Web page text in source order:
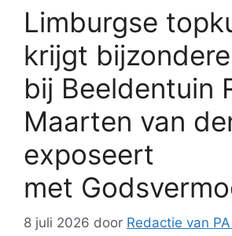
Limburgse
krijgt
bij Beeldentuin
Maarten van
exposeert
met
8 juli 2026 door Redactie van